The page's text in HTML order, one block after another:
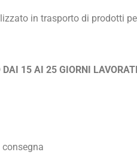
in trasporto di prodotti
15 AI 25 GIORNI